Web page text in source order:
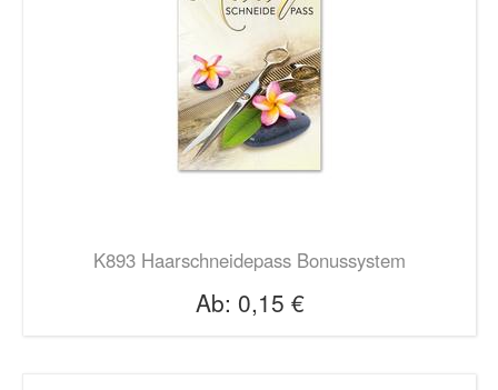
K893 Haarschneidepass Bonussystem
Ab: 0,15 €